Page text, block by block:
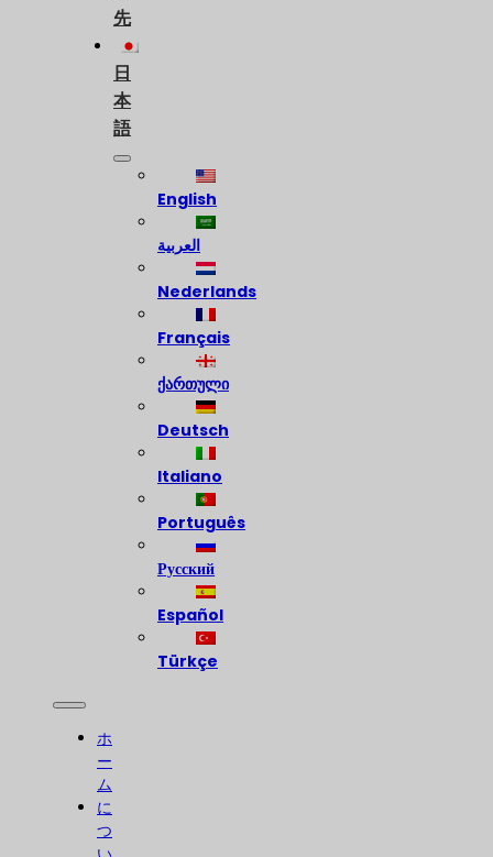
先
日
本
語
English
العربية
Nederlands
Français
ქართული
Deutsch
Italiano
Português
Русский
Español
Türkçe
ホ
ー
ム
に
つ